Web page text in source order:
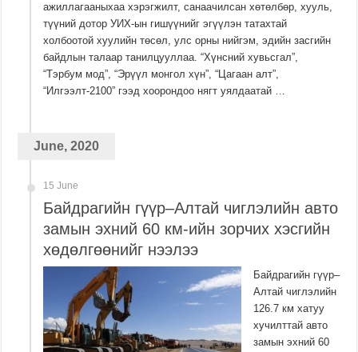
ажиллагааныхаа хэрэгжилт, санаачилсан хөтөлбөр, хууль,
түүний дотор УИХ-ын гишүүнийг эгүүлэн татахтай
холбоотой хуулийн төсөл, улс орны нийгэм, эдийн засгийн
байдлын талаар танилцууллаа. “Хүнсний хувьсгал”,
“Тэрбум мод”, “Эрүүл монгол хүн”, “Цагаан алт”,
“Илгээлт-2100” гээд хоорондоо нягт уялдаатай …
June, 2020
15 June
Байдрагийн гүүр–Алтай чиглэлийн авто
замын эхний 60 км-ийн зорчих хэсгийн
хөдөлгөөнийг нээлээ
Байдрагийн гүүр–
Алтай чиглэлийн
126.7 км хатуу
хучилттай авто
замын эхний 60